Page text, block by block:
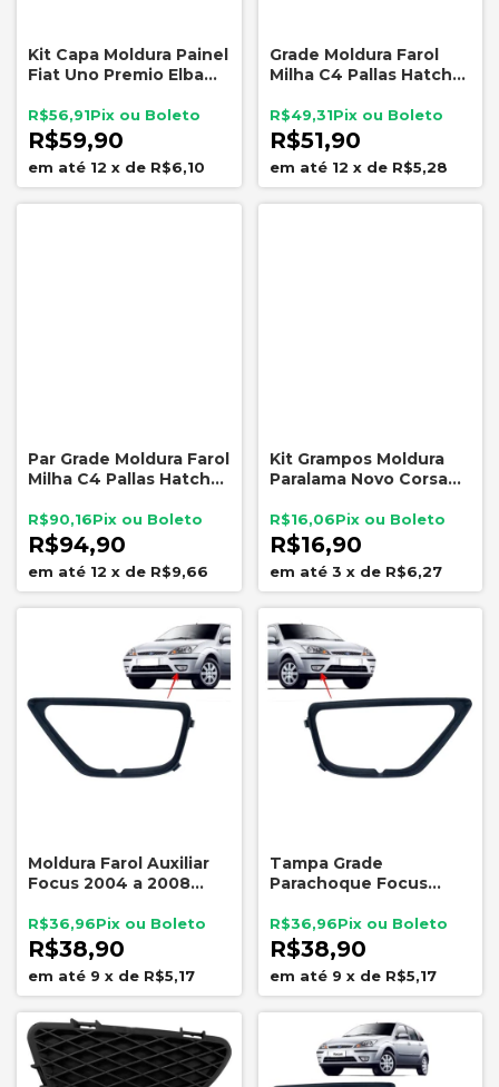
Kit Capa Moldura Painel
Fiat Uno Premio Elba
R$59,90
R$56,91
12 x de R$6,10
Grade Moldura Farol
Milha C4 Pallas Hatch
RRB4375
R$51,90
R$49,31
12 x de R$5,28
Par Grade Moldura Farol
Milha C4 Pallas Hatch
R$94,90
R$90,16
12 x de R$9,66
Kit Grampos Moldura
Paralama Novo Corsa
R$16,90
R$16,06
3 x de R$6,27
Moldura Farol Auxiliar
Focus 2004 a 2008
R$38,90
R$36,96
9 x de R$5,17
Tampa Grade
Parachoque Focus
Direito Preto
R$38,90
R$36,96
9 x de R$5,17